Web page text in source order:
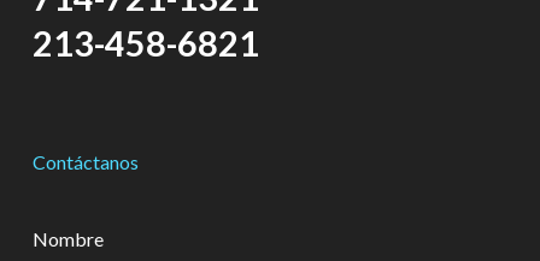
213-458-6821
Contáctanos
Nombre